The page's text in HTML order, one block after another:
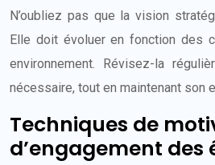
N’oubliez pas que la vision
Elle doit évoluer en fonction des
environnement. Révisez-la
nécessaire, tout en maintenant son
Techniques de
d’engagement des